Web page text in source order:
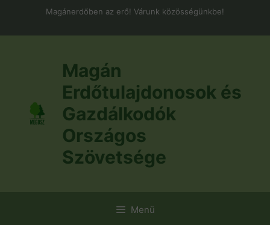
Magánerdőben az erő! Várunk közösségünkbe!
Magán
Erdőtulajdonosok és
Gazdálkodók
Országos
Szövetsége
Menü